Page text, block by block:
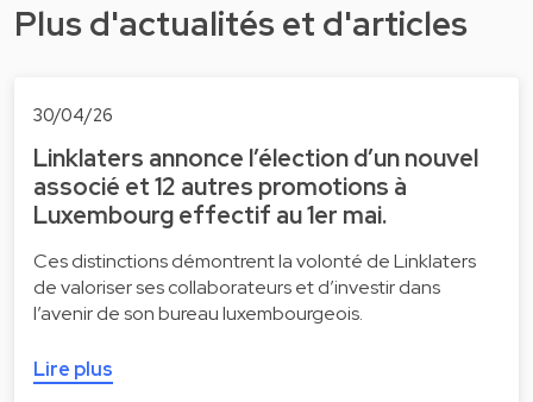
Plus d'actualités et d'articles
30/04/26
Linklaters annonce l’élection d’un nouvel
associé et 12 autres promotions à
Luxembourg effectif au 1er mai.
Ces distinctions démontrent la volonté de Linklaters
de valoriser ses collaborateurs et d’investir dans
l’avenir de son bureau luxembourgeois.
Lire plus